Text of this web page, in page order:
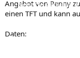
Neueste Aktivitäten
Regeln
Angebot von Penny
einen TFT und kann
Daten: